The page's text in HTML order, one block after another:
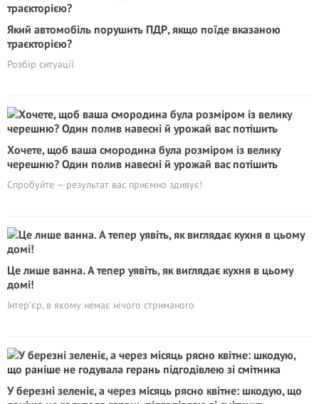
Який автомобіль порушить ПДР, якщо поїде вказаною
траєкторією?
Розбір ситуації
Хочете, щоб ваша смородина була розміром із велику
черешню? Один полив навесні й урожай вас потішить
Спробуйте — результат вас приємно здивує!
Це лише ванна. А тепер уявіть, як виглядає кухня в цьому
домі!
Інтерʼєр, в якому немає нічого стриманого
У березні зеленіє, а через місяць рясно квітне: шкодую, що